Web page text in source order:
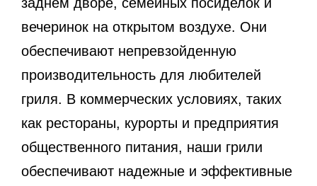
вечеринок на открытом воздухе. Они
обеспечивают непревзойденную
производительность для любителей
гриля. В коммерческих условиях, таких
как рестораны, курорты и предприятия
общественного питания, наши грили
обеспечивают надежные и эффективные